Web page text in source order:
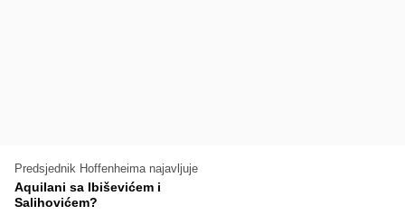
Predsjednik Hoffenheima najavljuje
Aquilani sa Ibiševićem i
Salihovićem?